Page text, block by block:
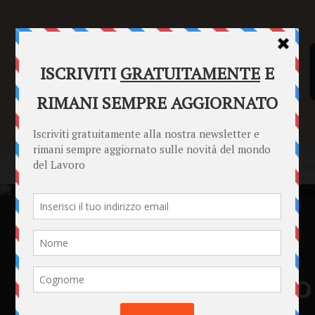
SENTENZE FORMULARI PUNTO INFORMAZIONI
Home Punto Informazioni Credito
Punto Informazioni Datori di Lavoro Lavoratori News
Credito